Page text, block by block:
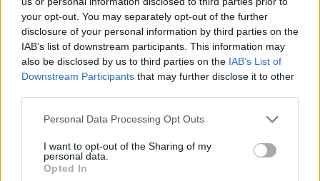
your opt-out. You may separately opt-out of the further
disclosure of your personal information by third parties on the
IAB’s list of downstream participants. This information may
also be disclosed by us to third parties on the IAB’s List of
Downstream Participants that may further disclose it to other
Please note that this website/app uses one or more Google
not limited to your visit or usage behaviour. You may click to
grant or deny consent to Google and its third-party tags to
use your data for below specified purposes in below Google
Personal Data Processing Opt Outs
I want to opt-out of the Sharing of my
personal data.
Opted In
jelenleg országszerte 53-at ajánl a MICHELIN
Guide magyarországi kiadványa az utazók
figyelmébe. A mérsékeltebb ár mellett is magas
minőségű ételeket kínáló Bib Gourmand jelölésű,
kínálatával pedig 6 helyszínen találkozhatnak a
vendégek. A társadalmi és környezeti
szempontból is fenntartható működésű